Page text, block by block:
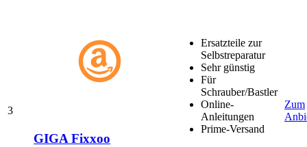
3
GIGA Fixxoo
Ersatzteile zur
Selbstreparatur
Sehr günstig
Für
Schrauber/Bastler
Online-
Anleitungen
Prime-Versand
Zum